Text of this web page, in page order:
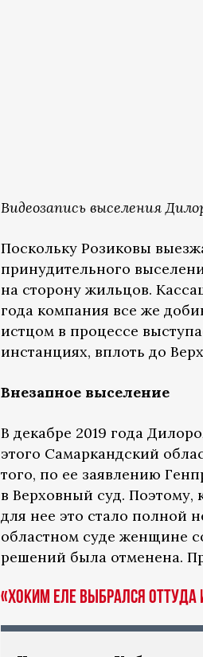
Видеозапись выселения
Поскольку Розиковы
принудительного
на сторону жильцов.
года компания все же
истцом в процессе
инстанциях, вплоть до
Внезапное выселение
В декабре 2019 года
этого Самаркандский
того, по ее заявлению
в Верховный суд.
для нее это стало полной
областном суде женщине
решений была отменена.
«Хоким еле выбрался оттуда